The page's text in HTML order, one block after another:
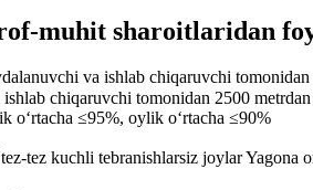
muhit sharoitlaridan
va ishlab chiqaruvchi
chiqaruvchi tomonidan 2500
oʻrtacha ≤95%, oylik oʻrtacha ≤90%
tez kuchli tebranishlarsiz joylar